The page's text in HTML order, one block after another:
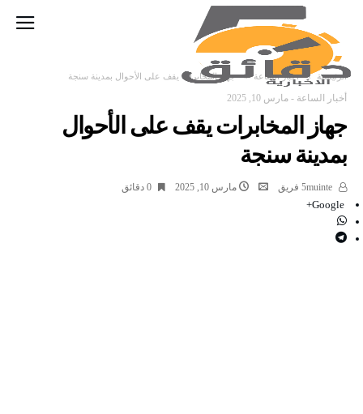
‫الرئيسية‬ أخبار الساعة جهاز المخابرات يقف على الأحوال بمدينة سنجة
أخبار الساعة - مارس 10, 2025
جهاز المخابرات يقف على الأحوال
بمدينة سنجة
مارس 10, 2025 0 ‫دقائق‬
Google+